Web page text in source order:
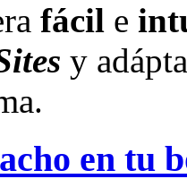
fácil e
y
en tu